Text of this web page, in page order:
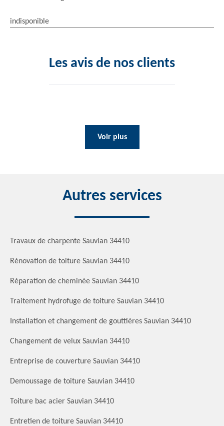
indisponible
Les avis de nos clients
Voir plus
Autres services
Travaux de charpente Sauvian 34410
Rénovation de toiture Sauvian 34410
Réparation de cheminée Sauvian 34410
Traitement hydrofuge de toiture Sauvian 34410
Installation et changement de gouttières Sauvian 34410
Changement de velux Sauvian 34410
Entreprise de couverture Sauvian 34410
Demoussage de toiture Sauvian 34410
Toiture bac acier Sauvian 34410
Entretien de toiture Sauvian 34410